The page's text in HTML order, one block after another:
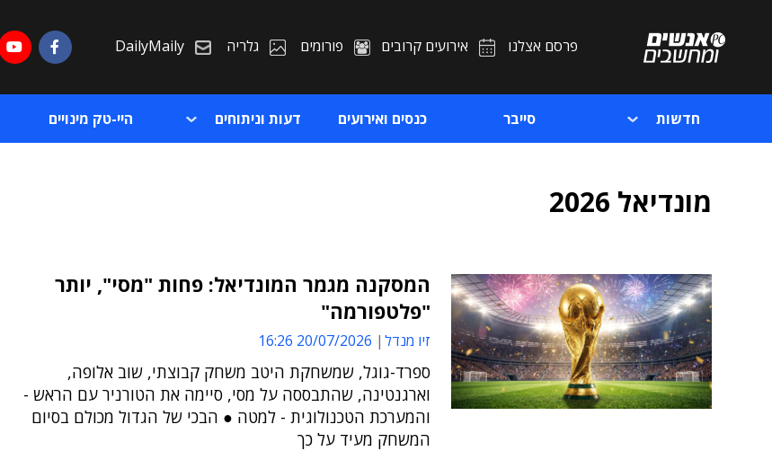
פרסם אצלנו אירועים קרובים פורומים גלריה DailyMaily
חדשות סייבר כנסים ואירועים דעות וניתוחים היי-טק מינויים
מונדיאל 2026
המסקנה מגמר המונדיאל: פחות "מסי", יותר
"פלטפורמה"
זיו מנדל 20/07/2026 16:26
ספרד-גוגל, שמשחקת היטב משחק קבוצתי, שוב אלופה,
וארגנטינה, שהתבססה על מסי, סיימה את הטורניר עם הראש -
והמערכת הטכנולוגית - למטה ● הבכי של הגדול מכולם בסיום
המשחק מעיד על כך